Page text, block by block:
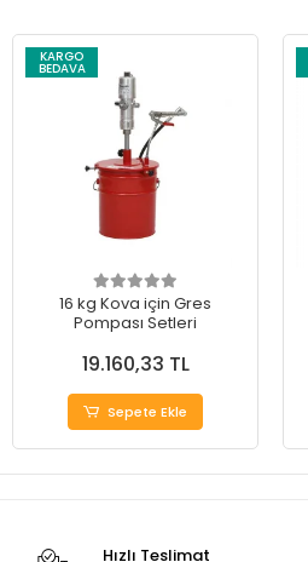
KARGO
BEDAVA
16 kg Kova için Gres
Pompası Setleri
19.160,33 TL
Sepete Ekle
Hızlı Teslimat